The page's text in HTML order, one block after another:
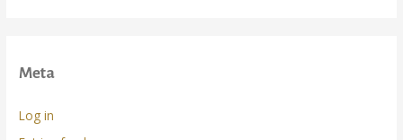
Meta
Log in